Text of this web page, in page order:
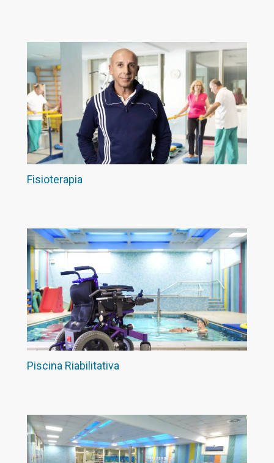
Fisioterapia
Piscina Riabilitativa